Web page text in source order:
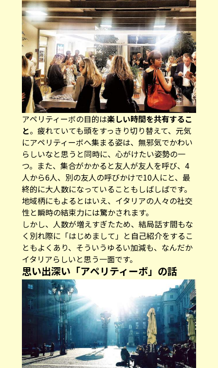
アペリティーボの目的は楽しい時間を共有するこ
と。疲れていても頭をすっきり切り替えて、元気
にアペリティーボへ集まる姿は、無邪気でかわい
らしいなと思うと同時に、心がけたい姿勢の一
つ。また、集合がかかると友人が友人を呼び、4
人から6人、別の友人の呼びかけで10人にと、最
終的に大人数になっていることもしばしばです。
地域柄にもよるとはいえ、イタリアの人々の社交
性と瞬時の結束力には驚かされます。
しかし、人数が増えすぎたため、結局話す間もな
く別れ際に「はじめまして」と自己紹介をするこ
ともよくあり、そういうゆるい加減も、なんだか
イタリアらしいと思う一面です。
思い出深い「アペリティーボ」の話